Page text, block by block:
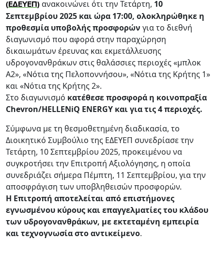
(ΕΔΕΥΕΠ) ανακοινώνει ότι την Τετάρτη, 10
Σεπτεμβρίου 2025 και ώρα 17:00, ολοκληρώθηκε η
προθεσμία υποβολής προσφορών για το διεθνή
διαγωνισμό που αφορά στην παραχώρηση
δικαιωμάτων έρευνας και εκμετάλλευσης
υδρογονανθράκων στις θαλάσσιες περιοχές «μπλοκ
Α2», «Νότια της Πελοποννήσου», «Νότια της Κρήτης 1»
και «Νότια της Κρήτης 2».
Στο διαγωνισμό κατέθεσε προσφορά η κοινοπραξία
Chevron/HELLENiQ ENERGY και για τις 4 περιοχές.
Σύμφωνα με τη θεσμοθετημένη διαδικασία, το
Διοικητικό Συμβούλιο της ΕΔΕΥΕΠ συνεδρίασε την
Τετάρτη, 10 Σεπτεμβρίου 2025, προκειμένου να
συγκροτήσει την Επιτροπή Αξιολόγησης, η οποία
συνεδριάζει σήμερα Πέμπτη, 11 Σεπτεμβρίου, για την
αποσφράγιση των υποβληθεισών προσφορών.
Η Επιτροπή αποτελείται από επιστήμονες
εγνωσμένου κύρους και επαγγελματίες του κλάδου
των υδρογονανθράκων, με εκτεταμένη εμπειρία
και τεχνογνωσία στο αντικείμενο.